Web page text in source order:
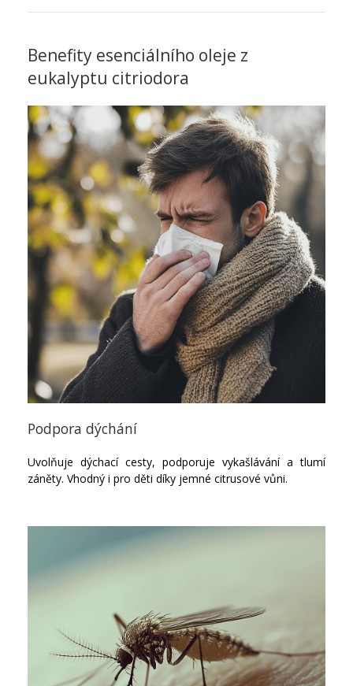
Benefity esenciálního oleje z
eukalyptu citriodora
Podpora dýchání
Uvolňuje dýchací cesty, podporuje vykašlávání a tlumí
záněty. Vhodný i pro děti díky jemné citrusové vůni.